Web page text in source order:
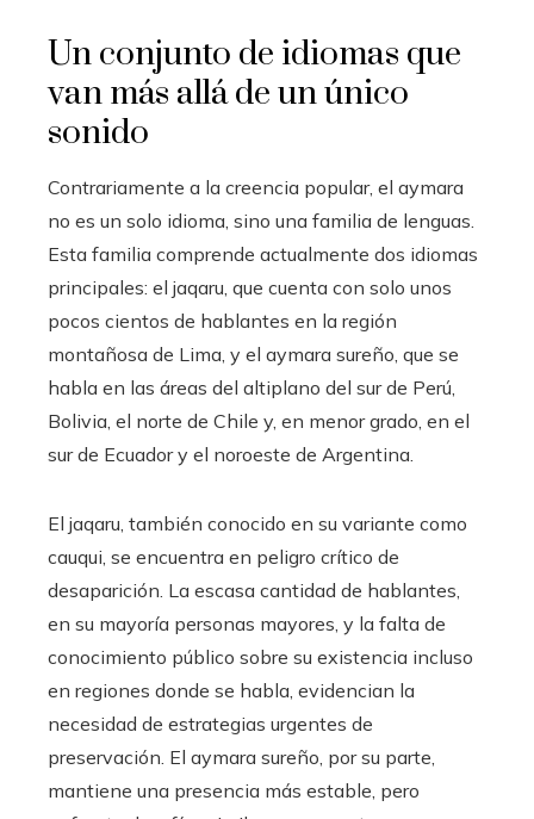
Un conjunto de idiomas que
van más allá de un único
sonido
Contrariamente a la creencia popular, el aymara
no es un solo idioma, sino una familia de lenguas.
Esta familia comprende actualmente dos idiomas
principales: el jaqaru, que cuenta con solo unos
pocos cientos de hablantes en la región
montañosa de Lima, y el aymara sureño, que se
habla en las áreas del altiplano del sur de Perú,
Bolivia, el norte de Chile y, en menor grado, en el
sur de Ecuador y el noroeste de Argentina.
El jaqaru, también conocido en su variante como
cauqui, se encuentra en peligro crítico de
desaparición. La escasa cantidad de hablantes,
en su mayoría personas mayores, y la falta de
conocimiento público sobre su existencia incluso
en regiones donde se habla, evidencian la
necesidad de estrategias urgentes de
preservación. El aymara sureño, por su parte,
mantiene una presencia más estable, pero